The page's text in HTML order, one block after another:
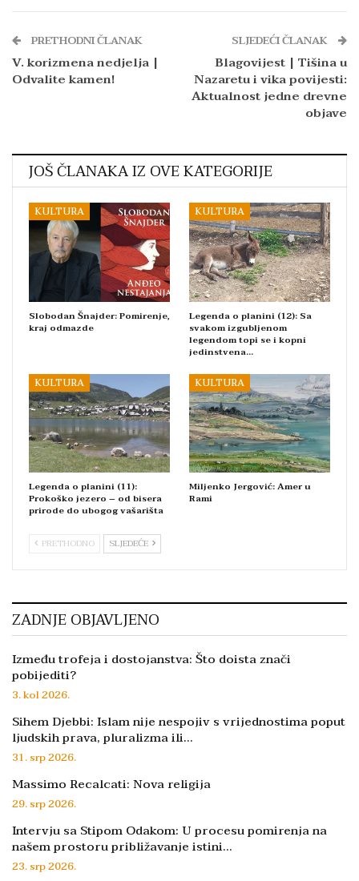
PRETHODNI ČLANAK
V. korizmena nedjelja |
Odvalite kamen!
SLJEDEĆI ČLANAK
Blagovijest | Tišina u
Nazaretu i vika povijesti:
Aktualnost jedne drevne
objave
JOŠ ČLANAKA IZ OVE KATEGORIJE
KULTURA
Slobodan Šnajder: Pomirenje,
kraj odmazde
KULTURA
Legenda o planini (12): Sa
svakom izgubljenom
legendom topi se i kopni
jedinstvena…
KULTURA
Legenda o planini (11):
Prokoško jezero – od bisera
prirode do ubogog vašarišta
KULTURA
Miljenko Jergović: Amer u
Rami
PRETHODNO SLJEDEĆE
ZADNJE OBJAVLJENO
Između trofeja i dostojanstva: Što doista znači
pobijediti?
3. kol 2026.
Sihem Djebbi: Islam nije nespojiv s vrijednostima poput
ljudskih prava, pluralizma ili…
31. srp 2026.
Massimo Recalcati: Nova religija
29. srp 2026.
Intervju sa Stipom Odakom: U procesu pomirenja na
našem prostoru približavanje istini…
23. srp 2026.